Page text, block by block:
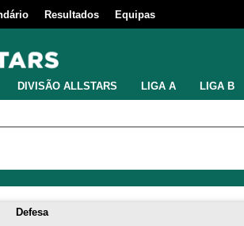
Resultados Equipas
DIVISÃO ALLSTARS LIGA A LIGA B
Defesa